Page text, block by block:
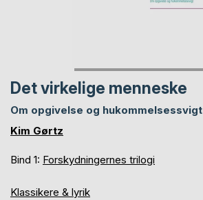
Det virkelige menneske
Om opgivelse og hukommelsessvigt
Kim Gørtz
Bind 1: Forskydningernes trilogi
Klassikere & lyrik